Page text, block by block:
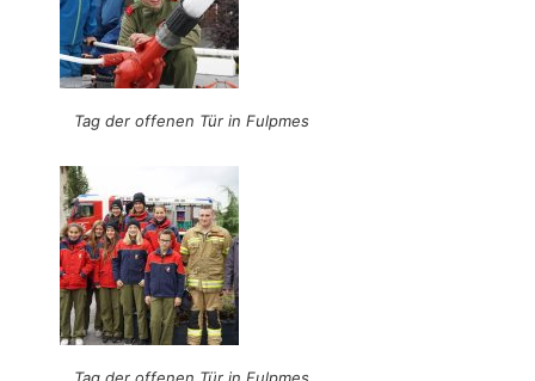
Tag der offenen Tür in Fulpmes
Tag der offenen Tür in Fulpmes